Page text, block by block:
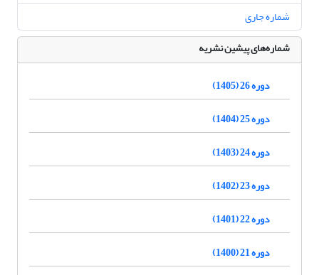
شماره جاری
شماره‌های پیشین نشریه
دوره 26 (1405)
دوره 25 (1404)
دوره 24 (1403)
دوره 23 (1402)
دوره 22 (1401)
دوره 21 (1400)